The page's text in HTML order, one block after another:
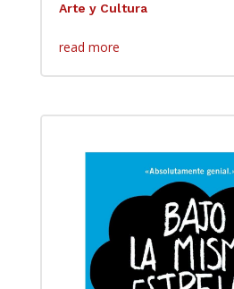
Arte y Cultura
read more